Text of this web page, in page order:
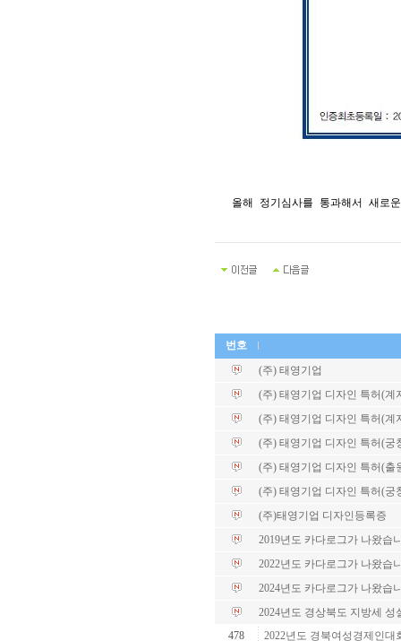
올해 정기심사를 통과해서 새로
번호
(주) 태영기업
(주) 태영기업 디자인 특허(계
(주) 태영기업 디자인 특허(계
(주) 태영기업 디자인 특허(궁
(주) 태영기업 디자인 특허(출
(주) 태영기업 디자인 특허(궁
(주)태영기업 디자인등록증
2019년도 카다로그가 나왔습
2022년도 카다로그가 나왔습
2024년도 카다로그가 나왔습
2024년도 경상북도 지방세
478
2022년도 경북여성경제인대